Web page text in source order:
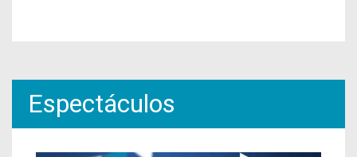
Espectáculos